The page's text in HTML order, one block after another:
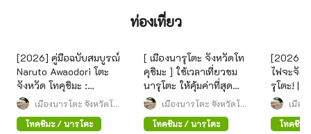
ท่องเที่ยว
[2026] คู่มือฉบับสมบูรณ์
Naruto Awaodori โตะ
จังหวัด โทคุชิมะ :
กำหนดการ การเดินทาง
และวิธีการเพลิดเพลิน
เมืองนารุโตะ จังหวัดโท
โทคุชิมะ / นารุโตะ
[ เมืองนารุโตะ จังหวัดโท
คุชิมะ ] ใช้เวลาเที่ยวชม
นารุโตะ ให้คุ้มค่าที่สุด
ด้วยการแวะศูนย์ข้อมูล
การท่องเที่ยวสถานี นารุ
โตะ !
เมืองนารุโตะ จังหวัดโท
โทคุชิมะ / นารุโตะ
[2026]
ไฟจะจัด
รุโตะ! |
เกี่ยวกับ
เดินทาง
เมือง
โทคุชิม